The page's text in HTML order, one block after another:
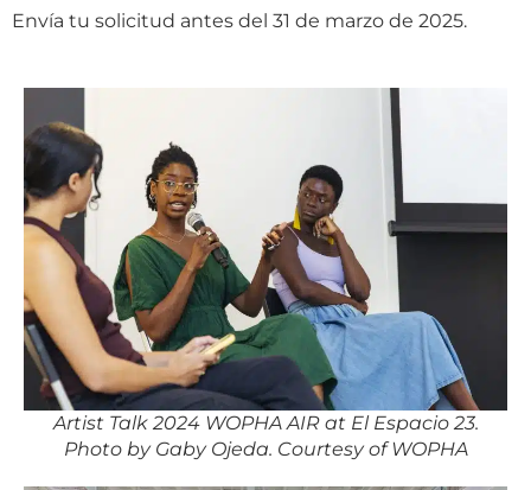
Envía tu solicitud antes del 31 de marzo de 2025.
Artist Talk 2024 WOPHA AIR at El Espacio 23.
Photo by Gaby Ojeda. Courtesy of WOPHA